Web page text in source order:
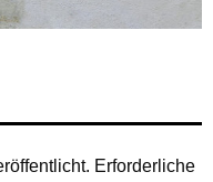
Erforderliche